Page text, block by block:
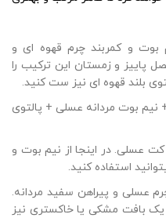
بوت و کمربند چرم قهوه ای و
پاییز و زمستان این ترکیب را
بلند قهوه ای نیز ست کنید.
بوت مردانه عسلی + پالتوی
عسلی. در اینجا از نیم بوت و
استفاده کنید.
عسلی و پیراهن سفید مردانه.
یک بافت مشکی یا خاکستری نیز